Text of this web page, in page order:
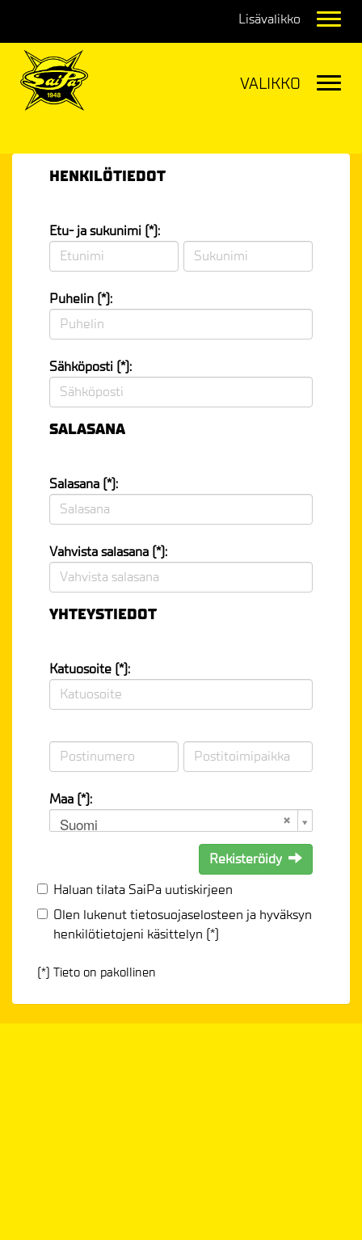
HENKILÖTIEDOT
Etu- ja sukunimi (*):
Puhelin (*):
Sähköposti (*):
SALASANA
Salasana (*):
Vahvista salasana (*):
YHTEYSTIEDOT
Katuosoite (*):
Maa (*):
Suomi
Rekisteröidy
Haluan tilata SaiPa uutiskirjeen
Olen lukenuttietosuojaselosteen ja hyväksyn
henkilötietojeni käsittelyn (*)
(*) Tieto on pakollinen